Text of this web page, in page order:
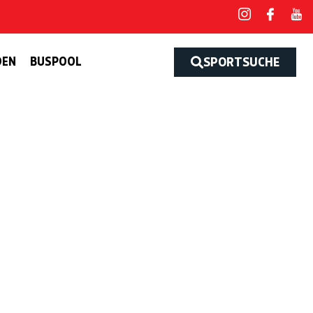
BUSPOOL SPORTSUCHE